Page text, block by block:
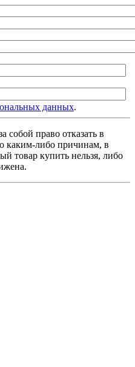
данных.
право отказать в
каким-либо причинам, в
товар купить нельзя, либо